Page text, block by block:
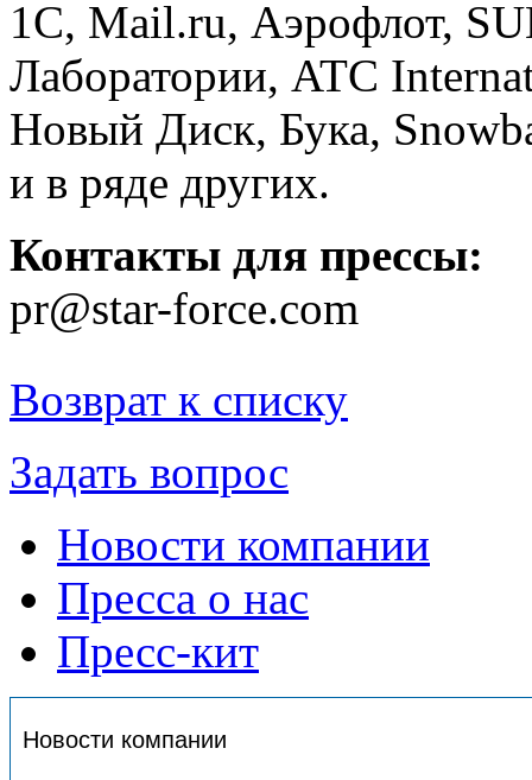
1С, Mail.ru, Аэрофлот,
Лаборатории, ATC
Новый Диск, Бука,
и в ряде других.
Контакты для прессы:
pr@star-force.com
Возврат к списку
Задать вопрос
Новости компании
Пресса о нас
Пресс-кит
Новости компании